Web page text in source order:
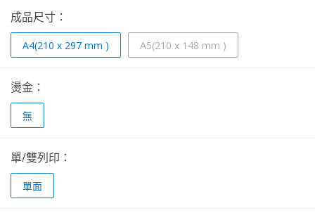
成品尺寸：
A4(210 x 297 mm ) A5(210 x 148 mm )
燙金：
無
單/雙列印：
單面